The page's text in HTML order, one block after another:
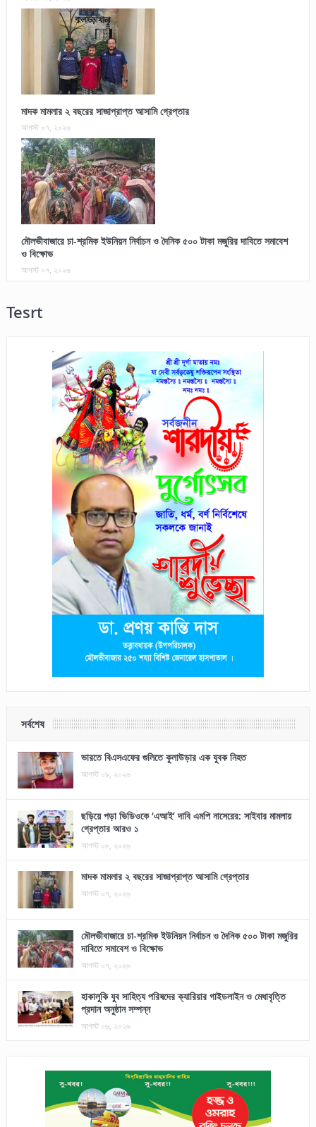
মাদক মামলার ২ বছরের সাজাপ্রাপ্ত আসামি গ্রেপ্তার
আগস্ট ০৭, ২০২৬
মৌলভীবাজারে চা-শ্রমিক ইউনিয়ন নির্বাচন ও দৈনিক ৫০০ টাকা মজুরির দাবিতে সমাবেশ
ও বিক্ষোভ
আগস্ট ০৭, ২০২৬
Tesrt
সর্বশেষ
ভারতে বিএসএফের গুলিতে কুলাউড়ার এক যুবক নিহত
আগস্ট ০৯, ২০২৬
ছড়িয়ে পড়া ভিডিওকে ‘এআই’ দাবি এমপি নাসেরের: সাইবার মামলায়
গ্রেপ্তার আরও ১
আগস্ট ০৮, ২০২৬
মাদক মামলার ২ বছরের সাজাপ্রাপ্ত আসামি গ্রেপ্তার
আগস্ট ০৭, ২০২৬
মৌলভীবাজারে চা-শ্রমিক ইউনিয়ন নির্বাচন ও দৈনিক ৫০০ টাকা মজুরির
দাবিতে সমাবেশ ও বিক্ষোভ
আগস্ট ০৭, ২০২৬
হাকালুকি যুব সাহিত্য পরিষদের ক্যারিয়ার গাইডলাইন ও মেধাবৃত্তি
প্রদান অনুষ্ঠান সম্পন্ন
আগস্ট ০৬, ২০২৬